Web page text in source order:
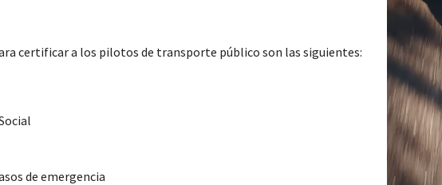
certificar a los pilotos de transporte público son las siguientes:
de emergencia